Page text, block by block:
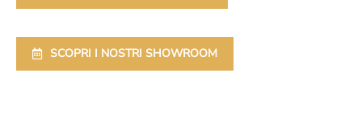
SCOPRI I NOSTRI SHOWROOM